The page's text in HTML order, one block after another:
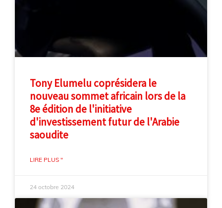
Tony Elumelu coprésidera le
nouveau sommet africain lors de la
8e édition de l'initiative
d'investissement futur de l'Arabie
saoudite
LIRE PLUS "
24 octobre 2024